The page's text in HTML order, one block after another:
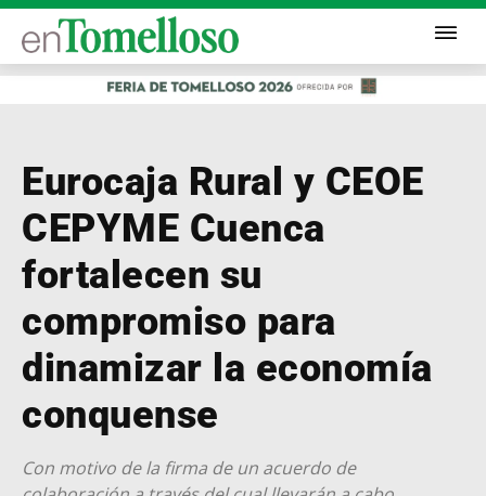
Eurocaja Rural y CEOE
CEPYME Cuenca
fortalecen su
compromiso para
dinamizar la economía
conquense
Con motivo de la firma de un acuerdo de